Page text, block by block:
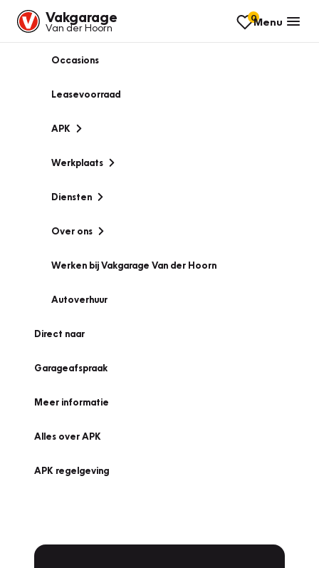
Vakgarage
Van der Hoorn
0Menu
Occasions
Leasevoorraad
APK
Werkplaats
Diensten
Over ons
Werken bij Vakgarage Van der Hoorn
Autoverhuur
Direct naar
Garageafspraak
Meer informatie
Alles over APK
APK regelgeving